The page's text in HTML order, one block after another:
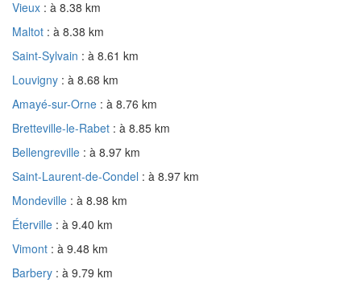
Vieux : à 8.38 km
Maltot : à 8.38 km
Saint-Sylvain : à 8.61 km
Louvigny : à 8.68 km
Amayé-sur-Orne : à 8.76 km
Bretteville-le-Rabet : à 8.85 km
Bellengreville : à 8.97 km
Saint-Laurent-de-Condel : à 8.97 km
Mondeville : à 8.98 km
Éterville : à 9.40 km
Vimont : à 9.48 km
Barbery : à 9.79 km